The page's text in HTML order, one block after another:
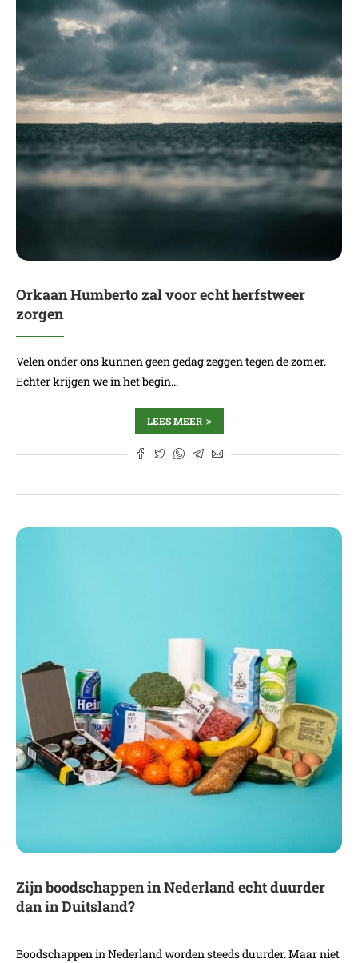
Orkaan Humberto zal voor echt herfstweer
zorgen
Velen onder ons kunnen geen gedag zeggen tegen de zomer.
Echter krijgen we in het begin…
LEES MEER
Zijn boodschappen in Nederland echt duurder
dan in Duitsland?
Boodschappen in Nederland worden steeds duurder. Maar niet